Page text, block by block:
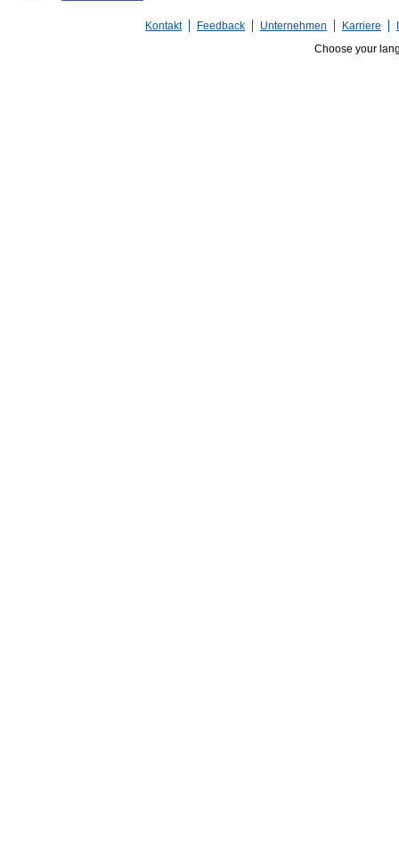
Kontakt Feedback Unternehmen Karriere
Choose your